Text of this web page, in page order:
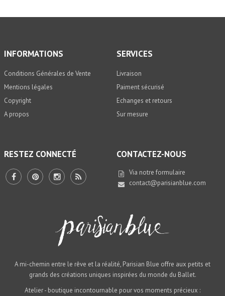
INFORMATIONS
Conditions Générales de Vente
Mentions légales
Copyright
A propos
SERVICES
Livraison
Paiment sécurisé
Echanges et retours
Sur mesure
RESTEZ CONNECTÉ CONTACTEZ-NOUS
Via notre formulaire
contact@parisianblue.com
A mi-chemin entre le rêve et la réalité, Parisian Blue offre aux petits et
grands des créations uniques inspirées du monde du Ballet.
Atelier - boutique incontournable pour vos moments précieux :